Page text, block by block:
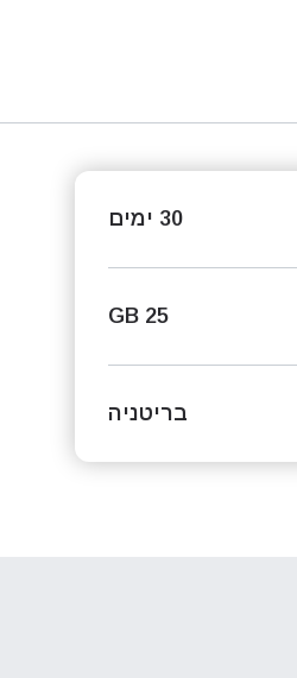
30 ימים
25 GB
בריטניה